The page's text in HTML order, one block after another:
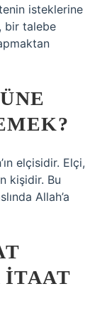
isteklerine
bir talebe
elçisidir. Elçi,
kişidir. Bu
Allah’a
ITAAT